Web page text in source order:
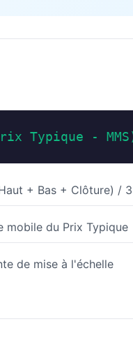
Typique -
+ Bas + Clôture) / 3
mobile du Prix Typique
de mise à l'échelle